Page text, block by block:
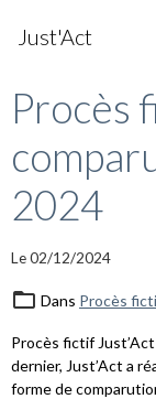
Just'Act
Procès
2024
Le 02/12/2024
Dans Procès
Procès fictif
dernier, Just’Act a
forme de